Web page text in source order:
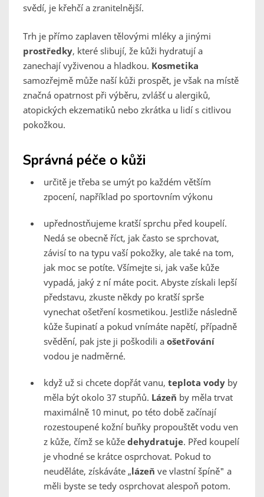
svědí, je křehčí a zranitelnější.
Trh je přímo zaplaven tělovými mléky a jinými
prostředky, které slibují, že kůži hydratují a
zanechají vyživenou a hladkou. Kosmetika
samozřejmě může naší kůži prospět, je však na místě
značná opatrnost při výběru, zvlášť u alergiků,
atopických ekzematiků nebo zkrátka u lidí s citlivou
pokožkou.
Správná péče o kůži
určitě je třeba se umýt po každém větším
zpocení, například po sportovním výkonu
upřednostňujeme kratší sprchu před koupelí.
Nedá se obecně říct, jak často se sprchovat,
závisí to na typu vaší pokožky, ale také na tom,
jak moc se potíte. Všímejte si, jak vaše kůže
vypadá, jaký z ní máte pocit. Abyste získali lepší
představu, zkuste někdy po kratší sprše
vynechat ošetření kosmetikou. Jestliže následně
kůže šupinatí a pokud vnímáte napětí, případně
svědění, pak jste ji poškodili a ošetřování
vodou je nadměrné.
když už si chcete dopřát vanu, teplota vody by
měla být okolo 37 stupňů. Lázeň by měla trvat
maximálně 10 minut, po této době začínají
rozestoupené kožní buňky propouštět vodu ven
z kůže, čímž se kůže dehydratuje. Před koupelí
je vhodné se krátce osprchovat. Pokud to
neuděláte, získáváte „lázeň ve vlastní špíně" a
měli byste se tedy osprchovat alespoň potom.